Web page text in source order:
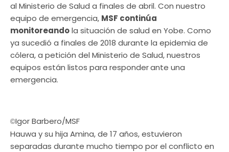
al Ministerio de Salud a finales de abril. Con nuestro
equipo de emergencia, MSF continúa
monitoreandola situación de salud en Yobe. Como
ya sucedió a finales de 2018 durante la epidemia de
cólera, a petición del Ministerio de Salud, nuestros
equipos están listos para responderante una
emergencia.
©Igor Barbero/MSF
Hauwa y su hija Amina, de 17 años, estuvieron
separadas durante mucho tiempo por el conflicto en